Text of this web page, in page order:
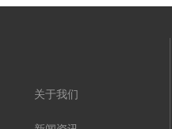
关于我们